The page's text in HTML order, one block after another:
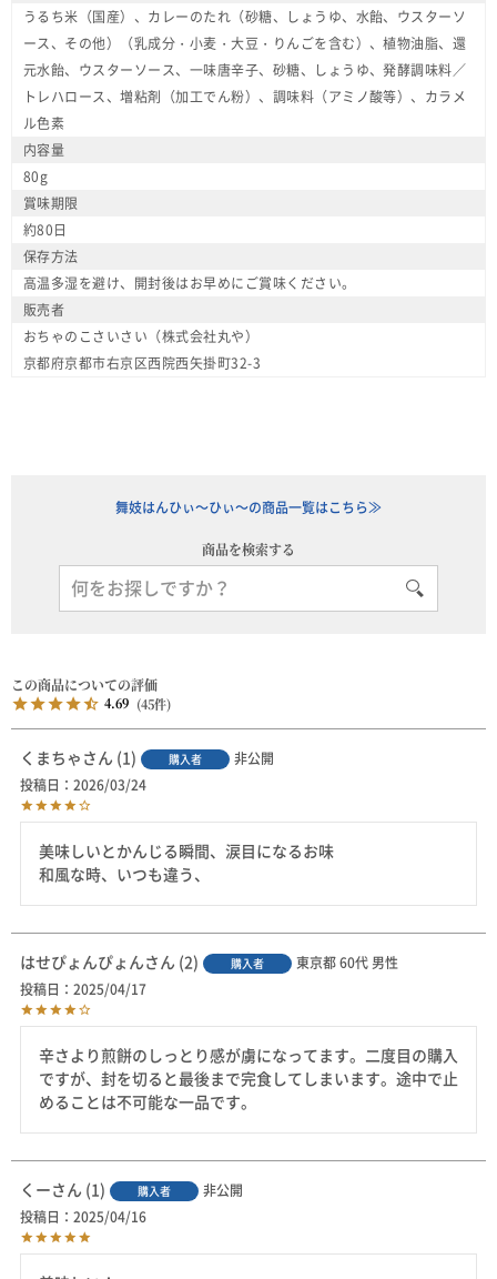
うるち米（国産）、カレーのたれ（砂糖、しょうゆ、水飴、ウスターソ
ース、その他）（乳成分・小麦・大豆・りんごを含む）、植物油脂、還
元水飴、ウスターソース、一味唐辛子、砂糖、しょうゆ、発酵調味料／
トレハロース、増粘剤（加工でん粉）、調味料（アミノ酸等）、カラメ
ル色素
内容量
80g
賞味期限
約80日
保存方法
高温多湿を避け、開封後はお早めにご賞味ください。
販売者
おちゃのこさいさい（株式会社丸や）
京都府京都市右京区西院西矢掛町32-3
舞妓はんひぃ～ひぃ～の商品一覧はこちら≫
商品を検索する
4.69 45
くまちゃ 1 購入者
非公開
投稿日
2026/03/24
美味しいとかんじる瞬間、涙目になるお味
和風な時、いつも違う、
はせぴょんぴょん 2 購入者 東京都 60代 男性
投稿日
2025/04/17
辛さより煎餅のしっとり感が虜になってます。二度目の購入
ですが、封を切ると最後まで完食してしまいます。途中で止
めることは不可能な一品です。
くー 1 購入者
非公開
投稿日
2025/04/16